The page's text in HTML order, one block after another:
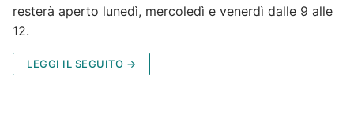
resterà aperto lunedì, mercoledì e venerdì dalle 9 alle
12.
LEGGI IL SEGUITO →